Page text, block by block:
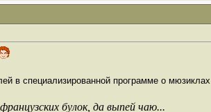
в специализированной программе о мюзиклах
булок, да выпей чаю...